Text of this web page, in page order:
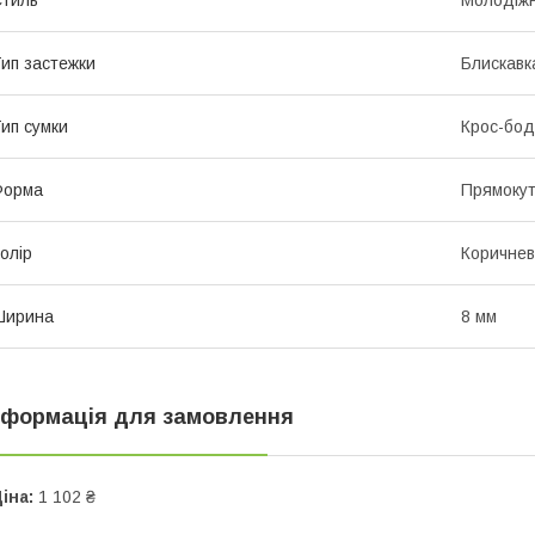
застежки
сумки Крос-
8 мм
для замовлення
1 102 ₴